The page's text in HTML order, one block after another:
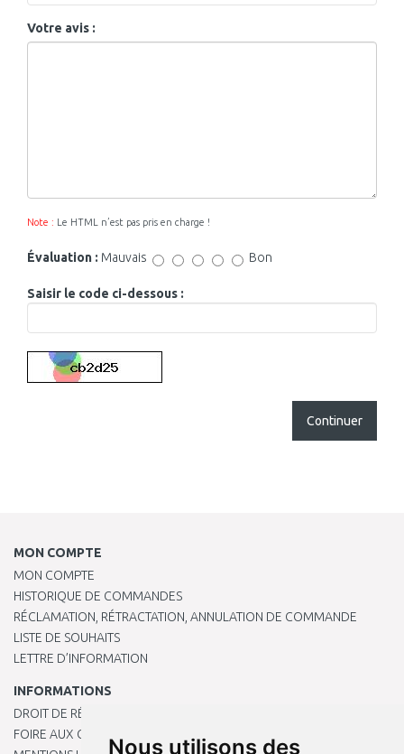
Nous utilisons des
Votre avis :
Note : Le HTML n’est pas pris en charge !
Évaluation : Mauvais Bon
Saisir le code ci-dessous :
Continuer
MON COMPTE
MON COMPTE
HISTORIQUE DE COMMANDES
RÉCLAMATION, RÉTRACTATION, ANNULATION DE COMMANDE
LISTE DE SOUHAITS
LETTRE D’INFORMATION
INFORMATIONS
DROIT DE RÉTRACTATION
FOIRE AUX QUESTIONS